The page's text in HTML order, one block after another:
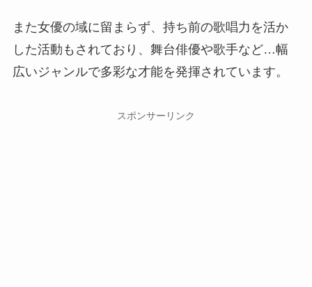
また女優の域に留まらず、持ち前の歌唱力を活か
した活動もされており、舞台俳優や歌手など…幅
広いジャンルで多彩な才能を発揮されています。
スポンサーリンク